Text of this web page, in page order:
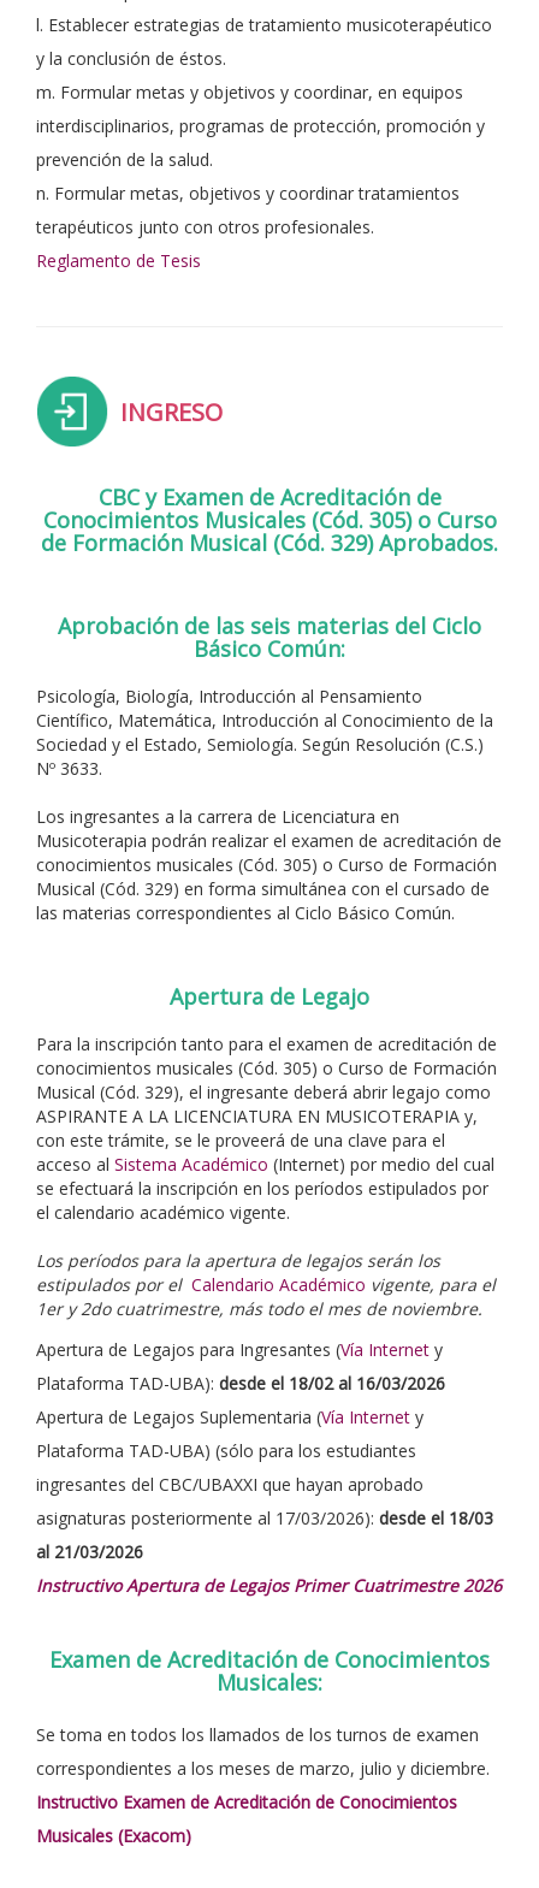
l. Establecer estrategias de tratamiento musicoterapéutico
y la conclusión de éstos.
m. Formular metas y objetivos y coordinar, en equipos
interdisciplinarios, programas de protección, promoción y
prevención de la salud.
n. Formular metas, objetivos y coordinar tratamientos
terapéuticos junto con otros profesionales.
Reglamento de Tesis
INGRESO
CBC y Examen de Acreditación de
Conocimientos Musicales (Cód. 305) o Curso
de Formación Musical (Cód. 329) Aprobados.
Aprobación de las seis materias del Ciclo
Básico Común:
Psicología, Biología, Introducción al Pensamiento
Científico, Matemática, Introducción al Conocimiento de la
Sociedad y el Estado, Semiología. Según Resolución (C.S.)
Nº 3633.
Los ingresantes a la carrera de Licenciatura en
Musicoterapia podrán realizar el examen de acreditación de
conocimientos musicales (Cód. 305) o Curso de Formación
Musical (Cód. 329) en forma simultánea con el cursado de
las materias correspondientes al Ciclo Básico Común.
Apertura de Legajo
Para la inscripción tanto para el examen de acreditación de
conocimientos musicales (Cód. 305) o Curso de Formación
Musical (Cód. 329), el ingresante deberá abrir legajo como
ASPIRANTE A LA LICENCIATURA EN MUSICOTERAPIA y,
con este trámite, se le proveerá de una clave para el
acceso al Sistema Académico (Internet) por medio del cual
se efectuará la inscripción en los períodos estipulados por
el calendario académico vigente.
Los períodos para la apertura de legajos serán los
estipulados por el Calendario Académico vigente, para el
1er y 2do cuatrimestre, más todo el mes de noviembre.
Apertura de Legajos para Ingresantes (Vía Internet y
Plataforma TAD-UBA): desde el 18/02 al 16/03/2026
Apertura de Legajos Suplementaria (Vía Internet y
Plataforma TAD-UBA) (sólo para los estudiantes
ingresantes del CBC/UBAXXI que hayan aprobado
asignaturas posteriormente al 17/03/2026): desde el 18/03
al 21/03/2026
Instructivo Apertura de Legajos Primer Cuatrimestre 2026
Examen de Acreditación de Conocimientos
Musicales:
Se toma en todos los llamados de los turnos de examen
correspondientes a los meses de marzo, julio y diciembre.
Instructivo Examen de Acreditación de Conocimientos
Musicales (Exacom)